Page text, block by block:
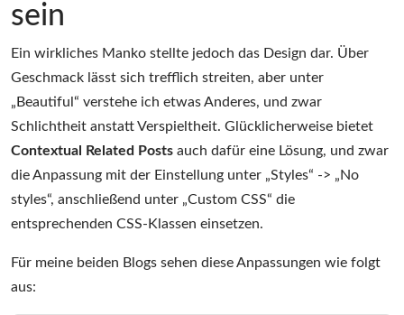
sein
Ein wirkliches Manko stellte jedoch das Design dar. Über
Geschmack lässt sich trefflich streiten, aber unter
„Beautiful“ verstehe ich etwas Anderes, und zwar
Schlichtheit anstatt Verspieltheit. Glücklicherweise bietet
Contextual Related Posts auch dafür eine Lösung, und zwar
die Anpassung mit der Einstellung unter „Styles“ -> „No
styles“, anschließend unter „Custom CSS“ die
entsprechenden CSS-Klassen einsetzen.
Für meine beiden Blogs sehen diese Anpassungen wie folgt
aus: